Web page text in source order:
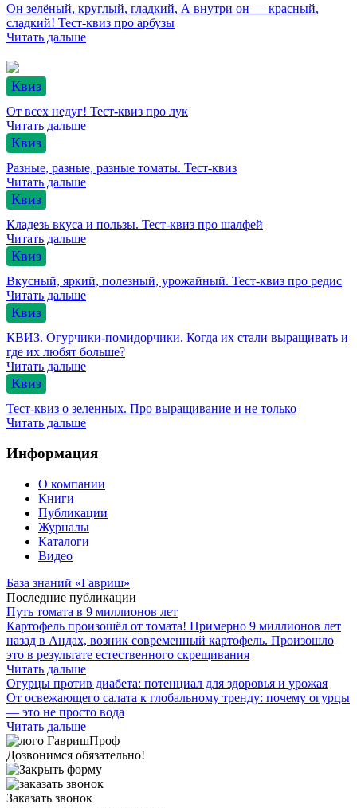
Он зелёный, круглый, гладкий, А внутри он — красный,
сладкий! Тест-квиз про арбузы
Читать дальше
Квиз
От всех недуг! Тест-квиз про лук
Читать дальше
Квиз
Разные, разные, разные томаты. Тест-квиз
Читать дальше
Квиз
Кладезь вкуса и пользы. Тест-квиз про шалфей
Читать дальше
Квиз
Вкусный, яркий, полезный, урожайный. Тест-квиз про редис
Читать дальше
Квиз
КВИЗ. Огурчики-помидорчики. Когда их стали выращивать и
где их любят больше?
Читать дальше
Квиз
Тест-квиз о зеленных. Про выращивание и не только
Читать дальше
Информация
О компании
Книги
Публикации
Журналы
Каталоги
Видео
База знаний «Гавриш»
Последние публикации
Путь томата в 9 миллионов лет
Картофель произошёл от томата! Примерно 9 миллионов лет
назад в Андах, возник современный картофель. Произошло
это в результате естественного скрещивания
Читать дальше
Огурцы против диабета: потенциал для здоровья и урожая
От освежающего салата к глобальному тренду: почему огурцы
— это не просто вода
Читать дальше
Дозвонимся обязательно!
Заказать звонок